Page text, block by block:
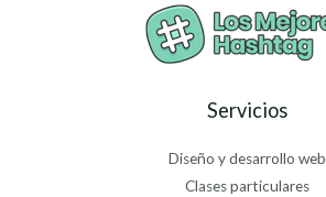
Servicios
Diseño y desarrollo web
Clases particulares